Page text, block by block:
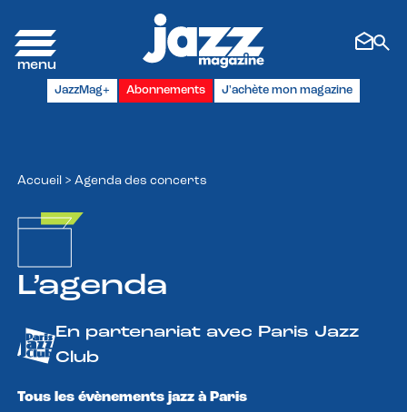
JazzMag+ Abonnements J'achète mon magazine
Accueil > Agenda des concerts
L’agenda
En partenariat avec Paris Jazz
Club
Tous les évènements jazz à Paris